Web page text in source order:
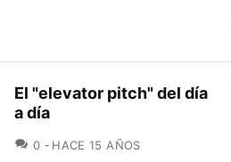
El "elevator pitch" del día
a día
0 COMENTARIOS
HACE 15 AÑOS